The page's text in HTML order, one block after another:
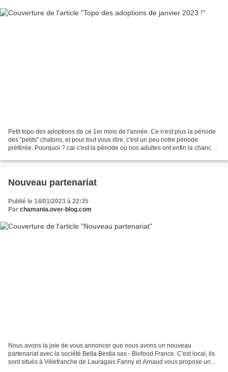
Petit topo des adoptions de ce 1er mois de l'année. Ce n'est plus la période
des "petits" chatons, et pour tout vous dire, c'est un peu notre période
préférée. Pourquoi ? car c'est la période où nos adultes ont enfin la chance
Nouveau partenariat
Publié le 14/01/2023 à 22:35
Par chamania.over-blog.com
Nous avons la joie de vous annoncer que nous avons un nouveau
partenariat avec la société Bella Bestia sas - Biofood France. C'est local, ils
sont situés à Villefranche de Lauragais Fanny et Arnaud vous propose une